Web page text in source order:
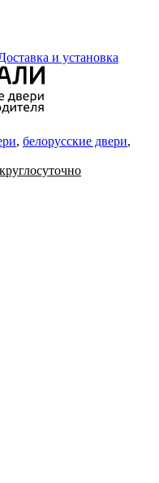
и установка
, белорусские двери,
круглосуточно